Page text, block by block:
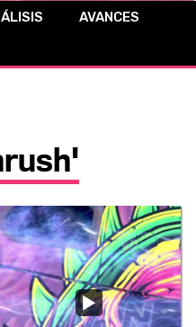
CÓMICS
AVANCES